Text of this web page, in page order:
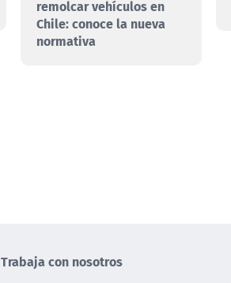
remolcar vehículos en
Chile: conoce la nueva
normativa
Trabaja con nosotros